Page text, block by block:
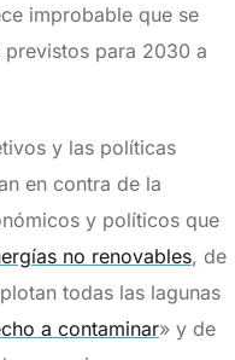
improbable que se
para 2030 a
y las políticas
en contra de la
y políticos que
no renovables, de
todas las lagunas
a contaminar» y de